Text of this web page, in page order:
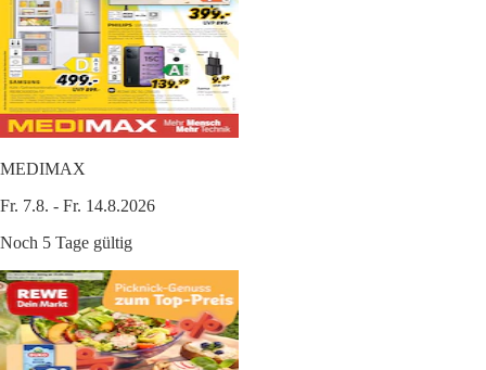
MEDIMAX
Fr. 7.8. - Fr. 14.8.2026
Noch 5 Tage gültig